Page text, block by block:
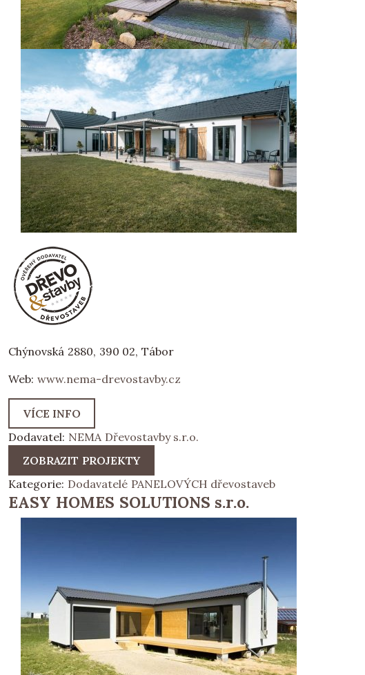
Chýnovská 2880, 390 02, Tábor
Web: www.nema-drevostavby.cz
VÍCE INFO
Dodavatel: NEMA Dřevostavby s.r.o.
ZOBRAZIT PROJEKTY
Kategorie: Dodavatelé PANELOVÝCH dřevostaveb
EASY HOMES SOLUTIONS s.r.o.